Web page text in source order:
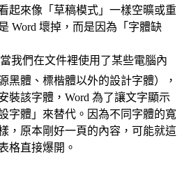
起來像「草稿模式」一樣空曠或重
Word 壞掉，而是因為「字體缺
我們在文件裡使用了某些電腦內
黑體、標楷體以外的設計字體），
裝該字體，Word 為了讓文字顯示
字體」來替代。因為不同字體的寬
，原本剛好一頁的內容，可能就這
格直接爆開。